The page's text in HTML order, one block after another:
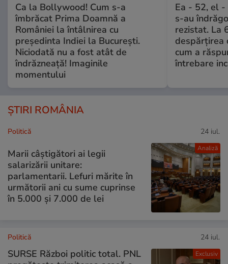
Ca la Bollywood! Cum s-a
îmbrăcat Prima Doamnă a
României la întâlnirea cu
președinta Indiei la București.
Niciodată nu a fost atât de
îndrăzneață! Imaginile
momentului
Ea - 52, el -
s-au
rezistat. La
despărțirea
cum a
întrebare
ȘTIRI ROMÂNIA
Analiză
Politică 24 iul.
Marii câștigători ai legii
salarizării unitare:
parlamentarii. Lefuri mărite în
următorii ani cu sume cuprinse
în 5.000 și 7.000 de lei
Exclusiv
Politică 24 iul.
SURSE Război politic total. PNL